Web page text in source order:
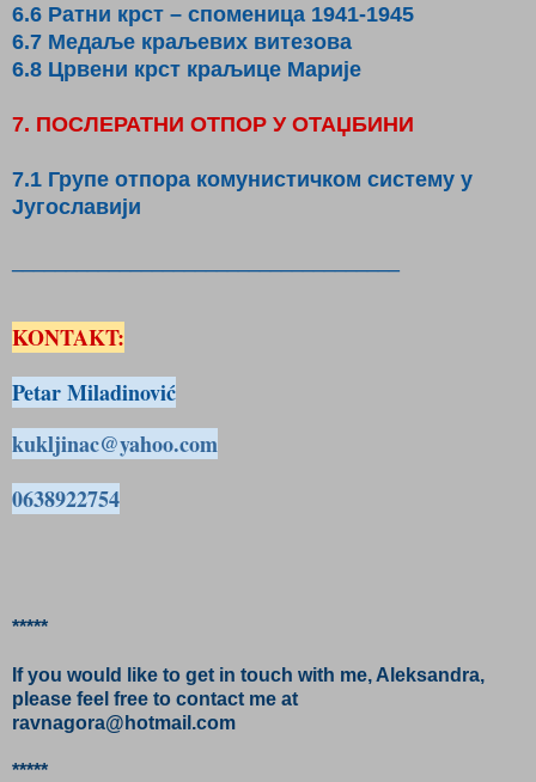
6.6 Ратни крст – споменица 1941-1945
6.7 Медаље краљевих витезова
6.8 Црвени крст краљице Марије
7. ПОСЛЕРАТНИ ОТПОР У ОТАЏБИНИ
7.1 Групе отпора комунистичком систему у
Југославији
KONTAKT:
Petar Miladinović
kukljinac@yahoo.com
0638922754
*****
If you would like to get in touch with me, Aleksandra,
please feel free to contact me at
ravnagora@hotmail.com
*****